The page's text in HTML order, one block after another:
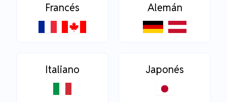
Francés Alemán
Italiano Japonés